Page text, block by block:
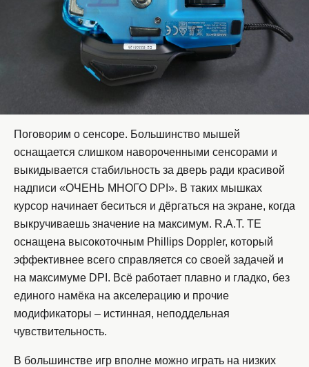
Поговорим о сенсоре. Большинство мышей
оснащается слишком навороченными сенсорами и
выкидывается стабильность за дверь ради красивой
надписи «ОЧЕНЬ МНОГО DPI». В таких мышках
курсор начинает беситься и дёргаться на экране, когда
выкручиваешь значение на максимум. R.A.T. TE
оснащена высокоточным Phillips Doppler, который
эффективнее всего справляется со своей задачей и
на максимуме DPI. Всё работает плавно и гладко, без
единого намёка на акселерацию и прочие
модификаторы – истинная, неподдельная
чувствительность.
В большинстве игр вполне можно играть на низких